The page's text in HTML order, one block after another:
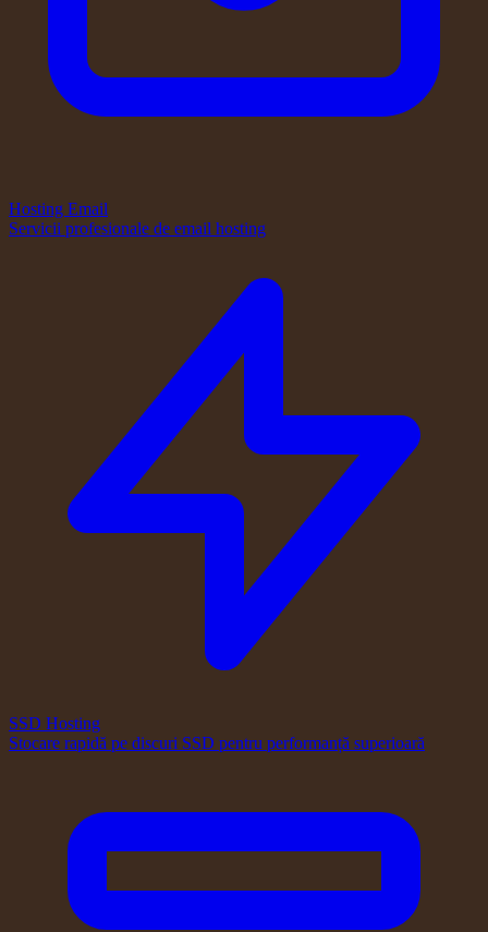
Hosting Email
Servicii profesionale de email hosting
SSD Hosting
Stocare rapidă pe discuri SSD pentru performanță superioară